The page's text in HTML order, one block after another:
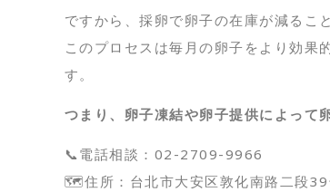
ですから、採卵で卵子の在庫が減るこ
このプロセスは毎月の卵子をより効果
す。
つまり、卵子凍結や卵子提供によって
📞電話相談：02-2709-9966
🗺️住所：台北市大安区敦化南路二段